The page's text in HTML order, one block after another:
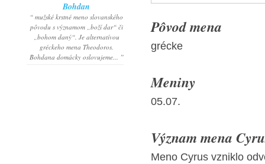
Bohdan
“ mužské krstné meno slovanského
pôvodu s významom „boží dar“ či
„bohom daný“. Je alternatívou
gréckeho mena Theodoros.
Bohdana domácky oslovujeme... ”
Pôvod mena
grécke
Meniny
05.07.
Význam mena
Meno Cyrus vzniklo